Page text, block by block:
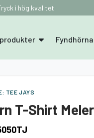
i hög kvalitet
Fyndhörna
TEE JAYS
T-Shirt